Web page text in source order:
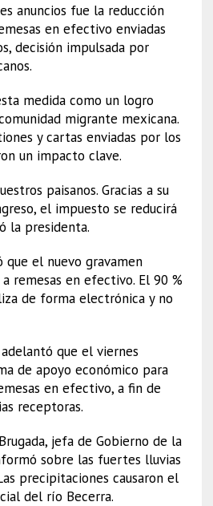
anuncios fue la reducción
en efectivo enviadas
decisión impulsada por
medida como un logro
migrante mexicana.
y cartas enviadas por los
un impacto clave.
paisanos. Gracias a su
el impuesto se reducirá
la presidenta.
que el nuevo gravamen
remesas en efectivo. El 90 %
de forma electrónica y no
que el viernes
de apoyo económico para
en efectivo, a fin de
receptoras.
jefa de Gobierno de la
sobre las fuertes lluvias
precipitaciones causaron el
del río Becerra.